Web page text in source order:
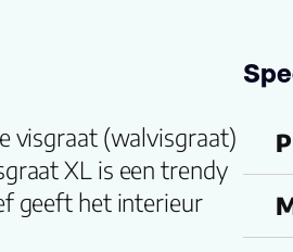
visgraat (walvisgraat)
XL is een trendy
geeft het interieur